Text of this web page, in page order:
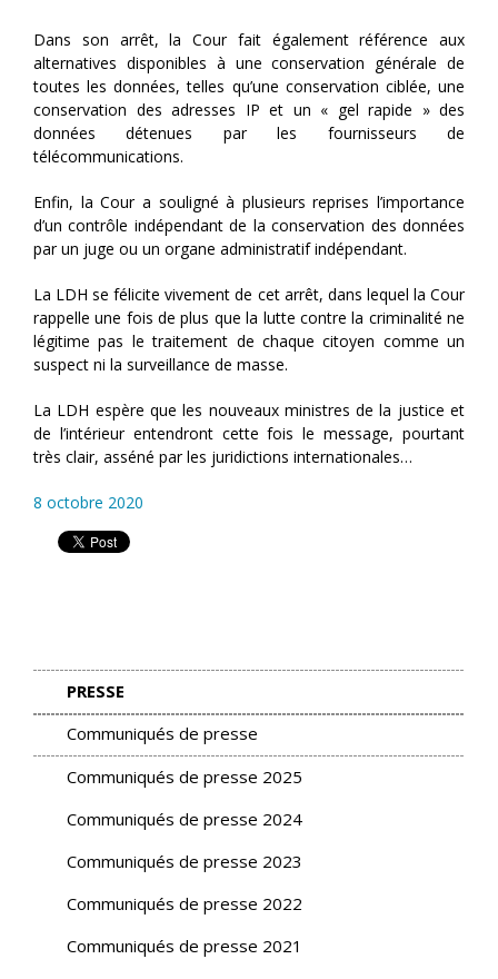
Dans son arrêt, la Cour fait également référence aux
alternatives disponibles à une conservation générale de
toutes les données, telles qu’une conservation ciblée, une
conservation des adresses IP et un « gel rapide » des
données détenues par les fournisseurs de
télécommunications.
Enfin, la Cour a souligné à plusieurs reprises l’importance
d’un contrôle indépendant de la conservation des données
par un juge ou un organe administratif indépendant.
La LDH se félicite vivement de cet arrêt, dans lequel la Cour
rappelle une fois de plus que la lutte contre la criminalité ne
légitime pas le traitement de chaque citoyen comme un
suspect ni la surveillance de masse.
La LDH espère que les nouveaux ministres de la justice et
de l’intérieur entendront cette fois le message, pourtant
très clair, asséné par les juridictions internationales…
8 octobre 2020
PRESSE
Communiqués de presse
Communiqués de presse 2025
Communiqués de presse 2024
Communiqués de presse 2023
Communiqués de presse 2022
Communiqués de presse 2021